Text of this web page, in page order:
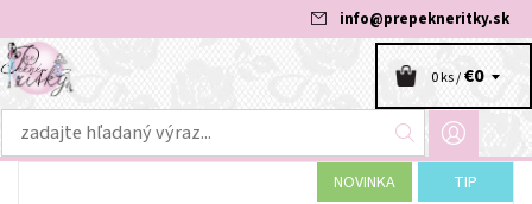
info@prepekneritky.sk
0 ks /€0
NOVINKA TIP